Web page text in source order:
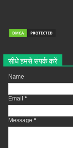
सीधे हमसे संपर्क करें
Name
Email *
Message *